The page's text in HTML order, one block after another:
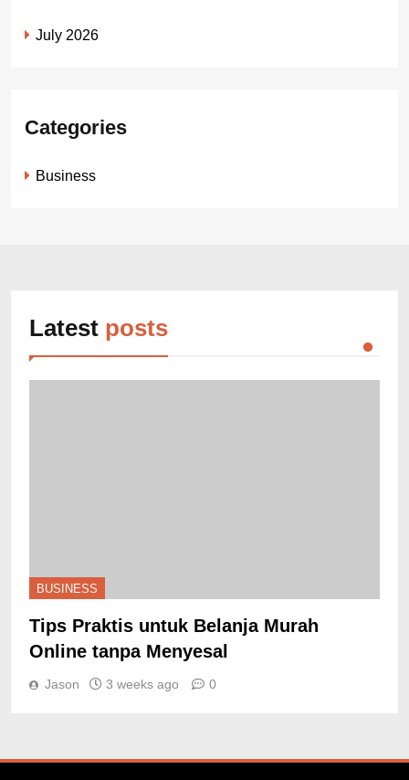
July 2026
Categories
Business
Latest posts
BUSINESS
Tips Praktis untuk Belanja Murah
Online tanpa Menyesal
Jason 3 weeks ago 0